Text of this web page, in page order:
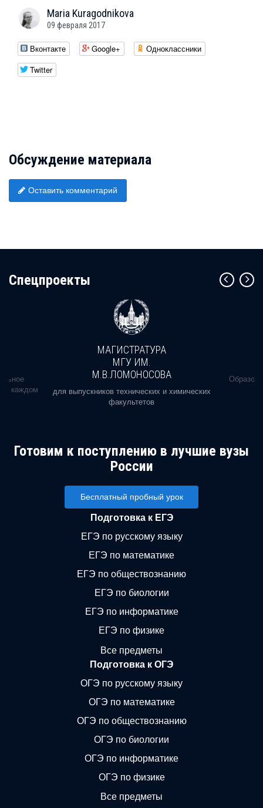
Maria Kuragodnikova
09 февраля 2017
Вконтакте Google+
Одноклассники
Twitter
Обсуждение материала
Оставить комментарий
Cпецпроекты
в каждом
МАГИСТРАТУРА
МГУ ИМ.
М.В.ЛОМОНОСОВА
для выпускников технических и химических
факультетов
Готовим к поступлению в лучшие вузы
России
Бесплатный пробный урок
Подготовка к ЕГЭ
ЕГЭ по русскому языку
ЕГЭ по математике
ЕГЭ по обществознанию
ЕГЭ по биологии
ЕГЭ по информатике
ЕГЭ по физике
Все предметы
Подготовка к ОГЭ
ОГЭ по русскому языку
ОГЭ по математике
ОГЭ по обществознанию
ОГЭ по биологии
ОГЭ по информатике
ОГЭ по физике
Все предметы